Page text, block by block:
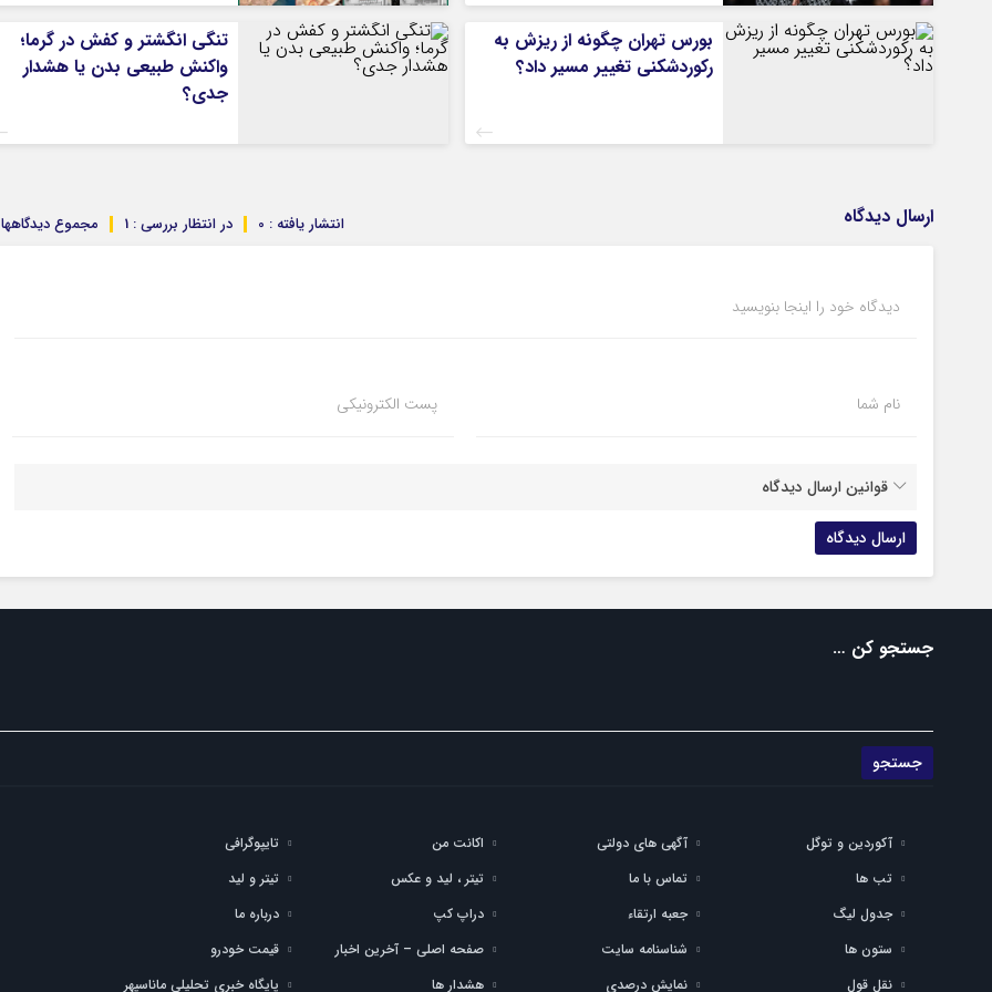
بورس تهران چگونه از ریزش به
رکوردشکنی تغییر مسیر داد؟
تنگی انگشتر و کفش در گرما؛
واکنش طبیعی بدن یا هشدار
جدی؟
ارسال دیدگاه مجموع دیدگاهها در انتظار بررسی : 1 انتشار یافته : 0
دیدگاه خود را اینجا بنویسید
نام شما پست الکترونیکی
قوانین ارسال دیدگاه
جستجو کن …
آکوردین و توگل آگهی های دولتی اکانت من
تایپوگرافی
تب ها
تماس با ما تیتر ، لید و عکس
تیتر و لید
جدول لیگ
جعبه ارتقاء دراپ کپ
درباره ما
ستون ها
شناسنامه سایت صفحه اصلی – آخرین اخبار
قیمت خودرو
نقل قول
نمایش درصدی هشدار ها پایگاه خبری تحلیلی ماناسپهر